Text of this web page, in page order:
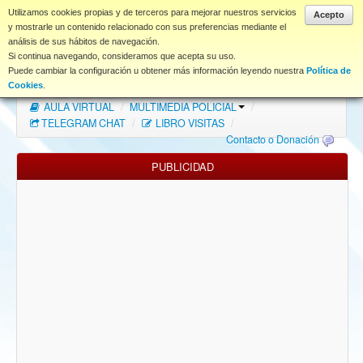
Acepto
Utilizamos cookies propias y de terceros para mejorar nuestros servicios
y mostrarle un contenido relacionado con sus preferencias mediante el
análisis de sus hábitos de navegación.
Si continua navegando, consideramos que acepta su uso.
Puede cambiar la configuración u obtener más información leyendo nuestra Política de
Cookies
www.coet.es
Portal
Índice Foros
FAQ
NORMAS FORO
Descargas
AULA VIRTUAL / MULTIMEDIA POLICIAL
/
TELEGRAM CHAT / LIBRO VISITAS /
Contacto o Donación
PUBLICIDAD